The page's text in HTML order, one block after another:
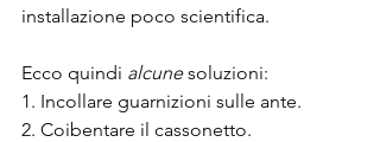
installazione poco scientifica.
Ecco quindi alcune soluzioni:
1. Incollare guarnizioni sulle ante.
2. Coibentare il cassonetto.